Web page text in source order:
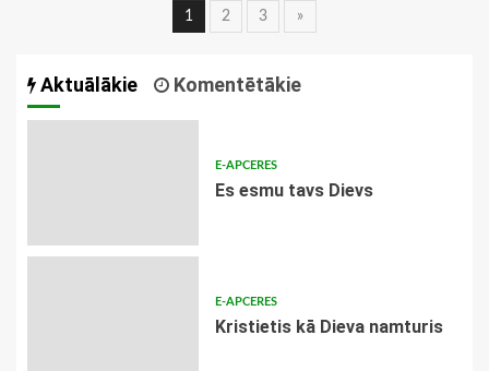
Ziņu
1 2 3 »
Aktuālākie Komentētākie
E-APCERES
Es esmu tavs Dievs
E-APCERES
Kristietis kā Dieva namturis